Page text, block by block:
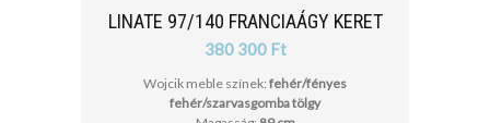
LINATE 97/140 FRANCIAÁGY KERET
380 300 Ft
Wojcik meble színek: fehér/fényes
fehér/szarvasgomba tölgy